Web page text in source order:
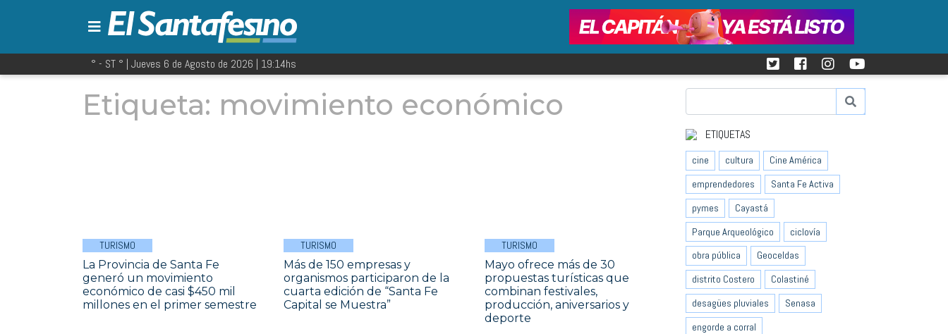
° - ST ° | Jueves 6 de Agosto de 2026 | 19:14hs
Etiqueta: movimiento económico
TURISMO
La Provincia de Santa Fe
generó un movimiento
económico de casi $450 mil
millones en el primer semestre
TURISMO
Más de 150 empresas y
organismos participaron de la
cuarta edición de “Santa Fe
Capital se Muestra”
TURISMO
Mayo ofrece más de 30
propuestas turísticas que
combinan festivales,
producción, aniversarios y
deporte
ETIQUETAS
cine cultura
Cine América
emprendedores
Santa Fe Activa
pymes
Cayastá
Parque Arqueológico
ciclovía
obra pública
Geoceldas
distrito Costero
Colastiné
desagües pluviales
Senasa
engorde a corral